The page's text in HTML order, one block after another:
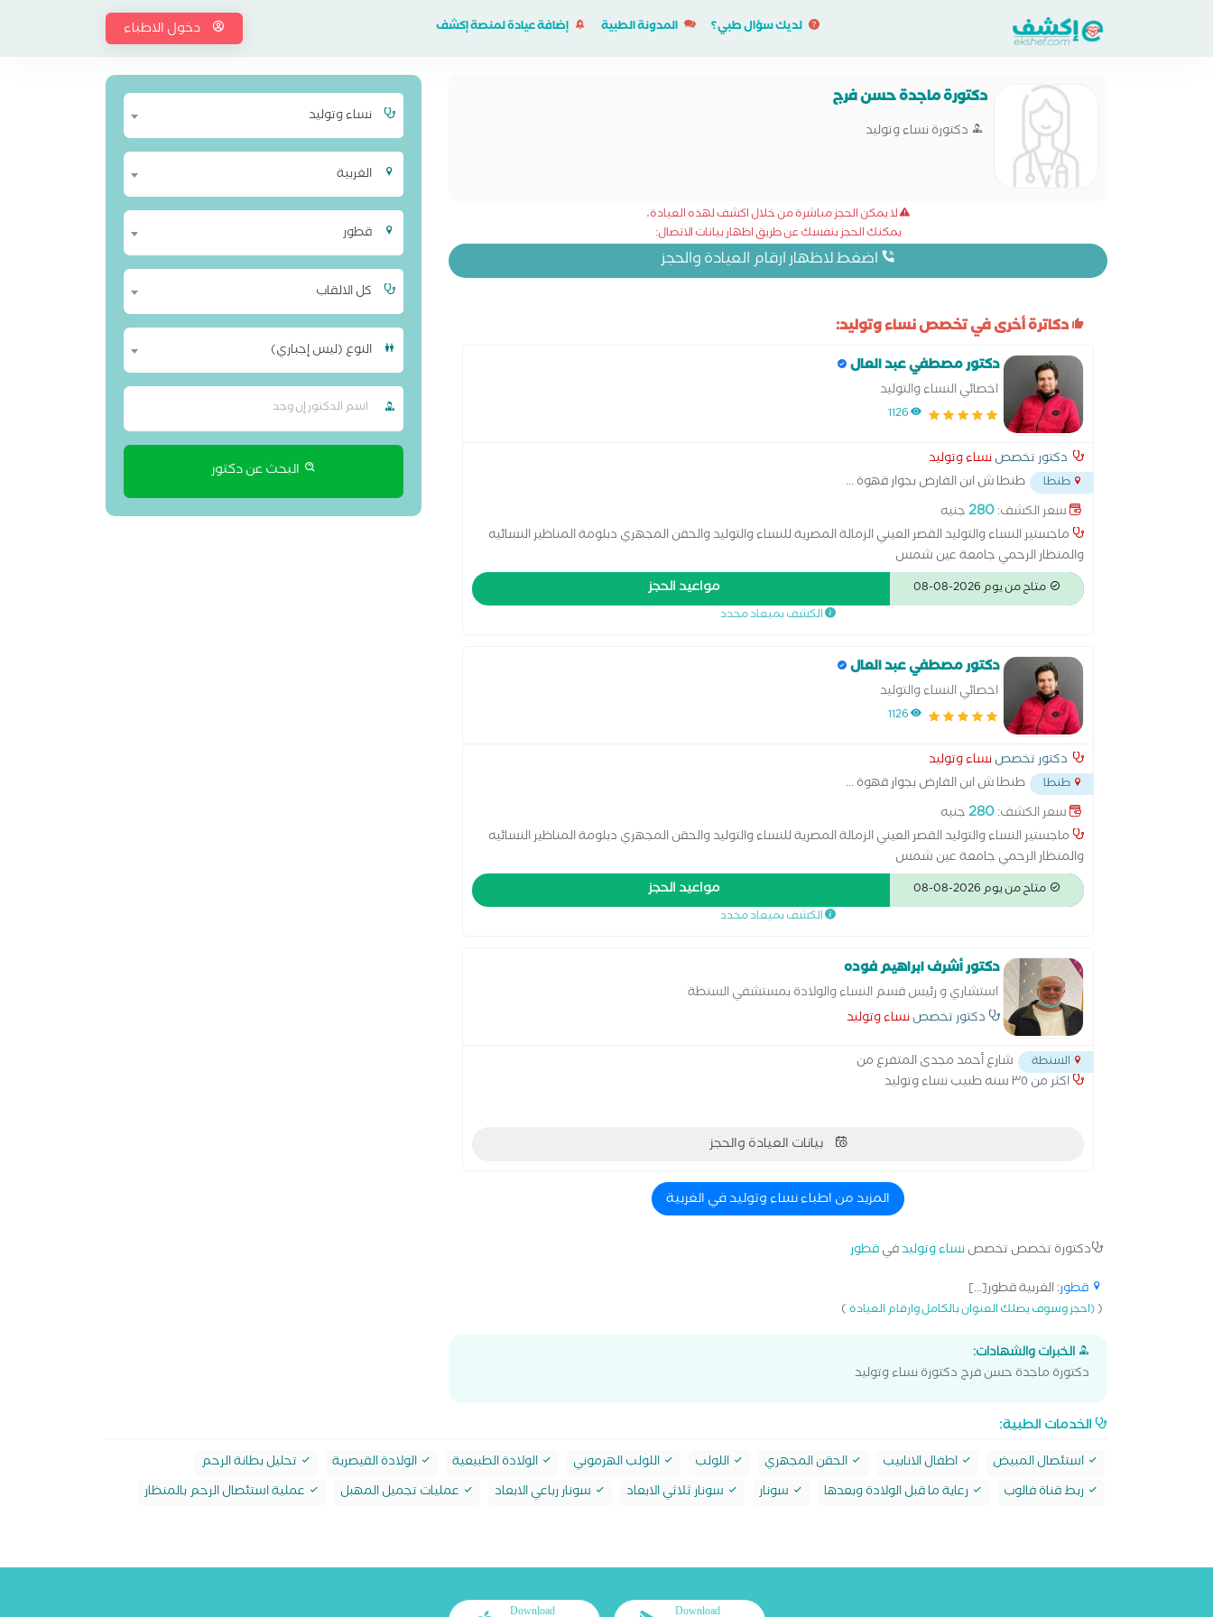
لديك سؤال طبي؟ المدونة الطبية إضافة عيادة لمنصة إكشف دخول الاطباء
دكتورة ماجدة حسن فرج
دكتورة نساء وتوليد
لا يمكن الحجز مباشرة من خلال اكشف لهذه العيادة،
يمكنك الحجز بنفسك عن طريق اظهار بيانات الاتصال:
اضغط لاظهار ارقام العيادة والحجز
دكاترة أخرى في تخصص نساء وتوليد:
دكتور مصطفي عبد العال
اخصائي النساء والتوليد
1126
دكتور تخصصنساء وتوليد
طنطا طنطا ش ابن الفارض بجوار قهوة...
سعر الكشف:280جنيه
ماجستير النساء والتوليد القصر العيني الزمالة المصرية للنساء والتوليد والحقن المجهري دبلومة المناظير النسائيه
والمنظار الرحمي جامعة عين شمس
متاح من يوم 2026-08-08 مواعيد الحجز
الكشف بميعاد محدد
دكتور مصطفي عبد العال
اخصائي النساء والتوليد
1126
دكتور تخصصنساء وتوليد
طنطا طنطا ش ابن الفارض بجوار قهوة...
سعر الكشف:280جنيه
ماجستير النساء والتوليد القصر العيني الزمالة المصرية للنساء والتوليد والحقن المجهري دبلومة المناظير النسائيه
والمنظار الرحمي جامعة عين شمس
متاح من يوم 2026-08-08 مواعيد الحجز
الكشف بميعاد محدد
دكتور أشرف ابراهيم فوده
استشاري و رئيس قسم النساء والولادة بمستشفي السنطة
دكتور تخصصنساء وتوليد
السنطة
شارع أحمد مجدى المتفرع من
اكثر من ٣٥ سنه طبيب نساء وتوليد
بيانات العيادة والحجز
المزيد من اطباء نساء وتوليد في الغربية
دكتورة تخصص تخصصنساء وتوليدفيقطور
قطور: الغربية قطور[...]
((احجز وسوف يصلك العنوان بالكامل وارقام العيادة)
الخبرات والشهادات:
دكتورة ماجدة حسن فرج دكتورة نساء وتوليد
نساء وتوليد
الغربية
قطور
كل الالقاب
النوع (ليس إجباري)
البحث عن دكتور
الخدمات الطبية:
استئصال المبيض اطفال الانابيب الحقن المجهري اللولب اللولب الهرموني الولادة الطبيعية الولادة القيصرية
تحليل بطانة الرحم
ربط قناة فالوب
رعاية ما قبل الولادة وبعدها سونار سونار ثلاثي الابعاد سونار رباعي الابعاد عمليات تجميل المهبل عملية استئصال الرحم بالمنظار
Download
Download